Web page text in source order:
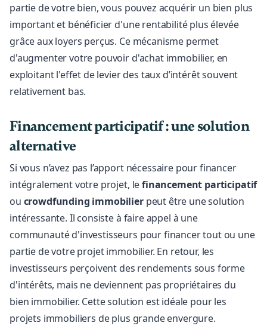
partie de votre bien, vous pouvez acquérir un bien plus
important et bénéficier d'une rentabilité plus élevée
grâce aux loyers perçus. Ce mécanisme permet
d'augmenter votre pouvoir d'achat immobilier, en
exploitant l'effet de levier des taux d’intérêt souvent
relativement bas.
Financement participatif : une solution
alternative
Si vous n’avez pas l’apport nécessaire pour financer
intégralement votre projet, lefinancement participatif
ou crowdfunding immobilierpeut être une solution
intéressante. Il consiste à faire appel à une
communauté d'investisseurs pour financer tout ou une
partie de votre projet immobilier. En retour, les
investisseurs perçoivent des rendements sous forme
d'intérêts, mais ne deviennent pas propriétaires du
bien immobilier. Cette solution est idéale pour les
projets immobiliers de plus grande envergure.